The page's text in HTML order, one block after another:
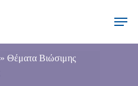
»Θέματα Βιώσιμης